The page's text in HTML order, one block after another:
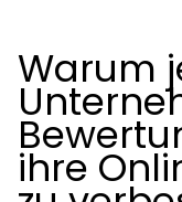
Warum
ihre